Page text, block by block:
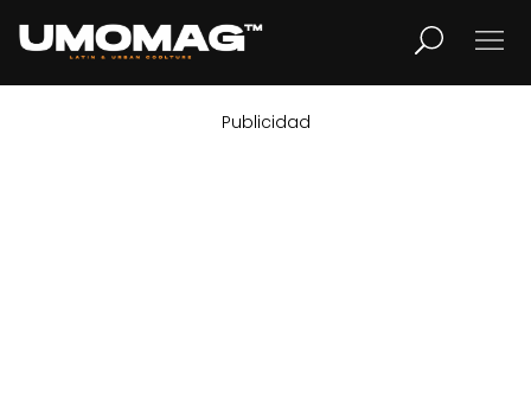
LIFESTYLE
Publicidad